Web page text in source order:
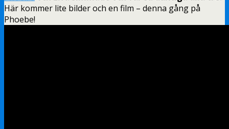
Här kommer lite bilder och en film – denna gång på
Phoebe!